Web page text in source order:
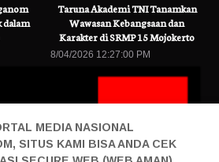
dalam
Taruna Akademi TNI Tanamkan
Wawasan Kebangsaan dan
Karakter di SRMP 15 Mojokerto
8/04/2026 12:27:00 PM
MEDIA NASIONAL
SITUS KAMI BISA ANDA CEK